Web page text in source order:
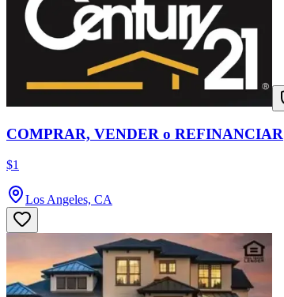
COMPRAR, VENDER o REFINANCIAR
$1
Los Angeles, CA